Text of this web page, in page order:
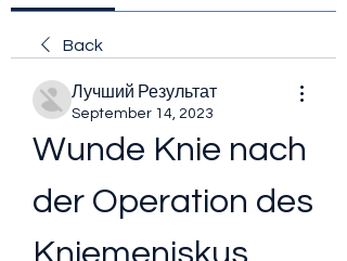
Back
Лучший Результат
September 14, 2023
Wunde Knie nach
der Operation des